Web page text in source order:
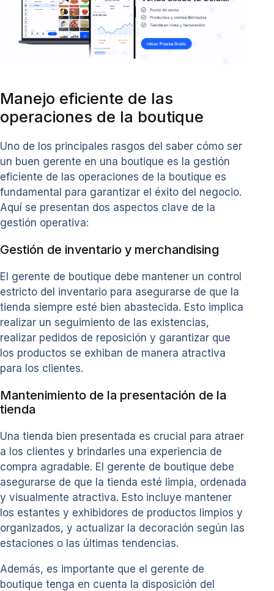
Manejo eficiente de las
operaciones de la boutique
Uno de los principales rasgos del saber cómo ser
un buen gerente en una boutique es la gestión
eficiente de las operaciones de la boutique es
fundamental para garantizar el éxito del negocio.
Aquí se presentan dos aspectos clave de la
gestión operativa:
Gestión de inventario y merchandising
El gerente de boutique debe mantener un control
estricto del inventario para asegurarse de que la
tienda siempre esté bien abastecida. Esto implica
realizar un seguimiento de las existencias,
realizar pedidos de reposición y garantizar que
los productos se exhiban de manera atractiva
para los clientes.
Mantenimiento de la presentación de la
tienda
Una tienda bien presentada es crucial para atraer
a los clientes y brindarles una experiencia de
compra agradable. El gerente de boutique debe
asegurarse de que la tienda esté limpia, ordenada
y visualmente atractiva. Esto incluye mantener
los estantes y exhibidores de productos limpios y
organizados, y actualizar la decoración según las
estaciones o las últimas tendencias.
Además, es importante que el gerente de
boutique tenga en cuenta la disposición del